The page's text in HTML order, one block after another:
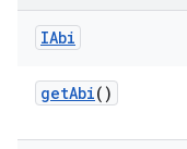
IAbi
getAbi()